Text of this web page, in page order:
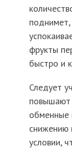
фрукты
быстро и
Следует
повышают
обменные
снижению
условии,